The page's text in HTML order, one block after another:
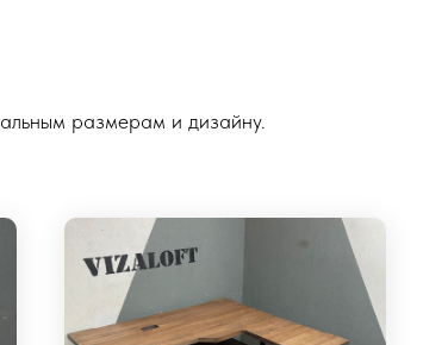
размерам и дизайну.